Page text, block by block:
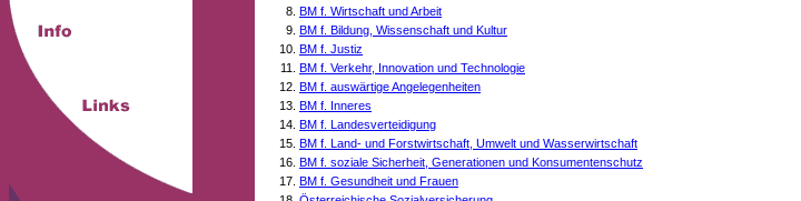
BM f. Wirtschaft und Arbeit
BM f. Bildung, Wissenschaft und Kultur
BM f. Justiz
BM f. Verkehr, Innovation und Technologie
BM f. auswärtige Angelegenheiten
BM f. Inneres
BM f. Landesverteidigung
BM f. Land- und Forstwirtschaft, Umwelt und Wasserwirtschaft
BM f. soziale Sicherheit, Generationen und Konsumentenschutz
BM f. Gesundheit und Frauen